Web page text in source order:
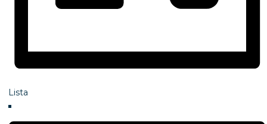
Lista